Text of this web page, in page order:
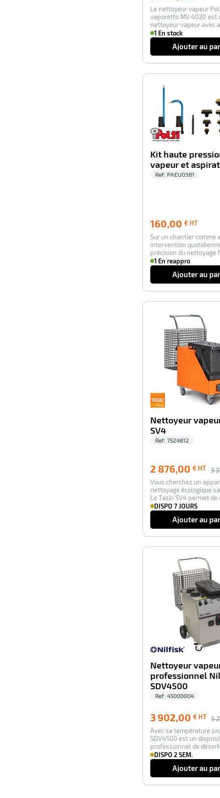
HT
Le nettoyeur vapeur
vaporetto MV 4020 est
nettoyeur vapeur avec
autonomie illimités…
1 En stock
Ajouter au
Kit haute
vapeur et
Ref: PAEU0381
160,00 € HT
HT
Sur un chantier comme
intervention
précision du nettoyage
la différence e…
1 En reappro
Ajouter au
Nettoyeur
SV4
Ref: 7524812
2 876,00 € HT 3
Vous cherchez un
nettoyage écologique
Le Taski SV4 permet
désinf…
DISPO 7 JOURS
Ajouter au
Nettoyeur
professionnel
SDV4500
Ref: 45000004
3 902,00 € HT 5
Avec sa température
SDV4500 est un
professionnel de
performant. …
DISPO 2 SEM.
Ajouter au